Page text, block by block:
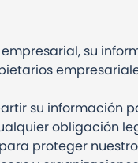
su
su información
obligación
proteger